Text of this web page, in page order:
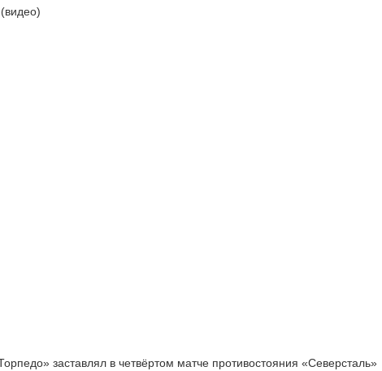
заставлял в четвёртом матче противостояния «Северсталь»